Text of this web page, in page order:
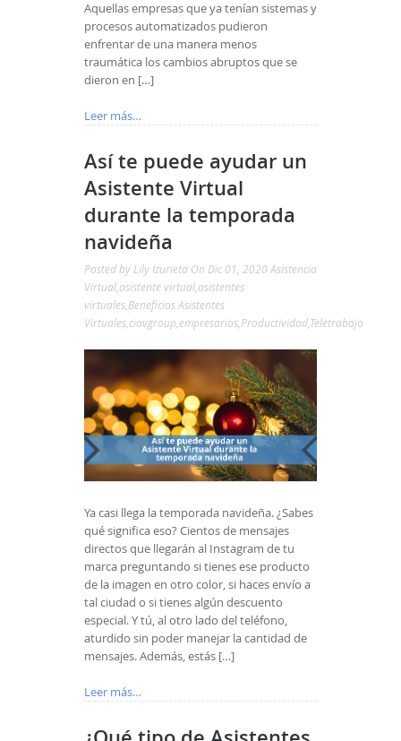
Aquellas empresas que ya tenían sistemas y
procesos automatizados pudieron
enfrentar de una manera menos
traumática los cambios abruptos que se
dieron en […]
Leer más…
Así te puede ayudar un
Asistente Virtual
durante la temporada
navideña
Posted by Lily Izurieta On Dic 01, 2020 Asistencia
Virtual asistente virtual asistentes
virtuales Beneficios Asistentes
Virtuales ciavgroup empresarios ProductividadTeletrabajo
Ya casi llega la temporada navideña. ¿Sabes
qué significa eso? Cientos de mensajes
directos que llegarán al Instagram de tu
marca preguntando si tienes ese producto
de la imagen en otro color, si haces envío a
tal ciudad o si tienes algún descuento
especial. Y tú, al otro lado del teléfono,
aturdido sin poder manejar la cantidad de
mensajes. Además, estás […]
Leer más…